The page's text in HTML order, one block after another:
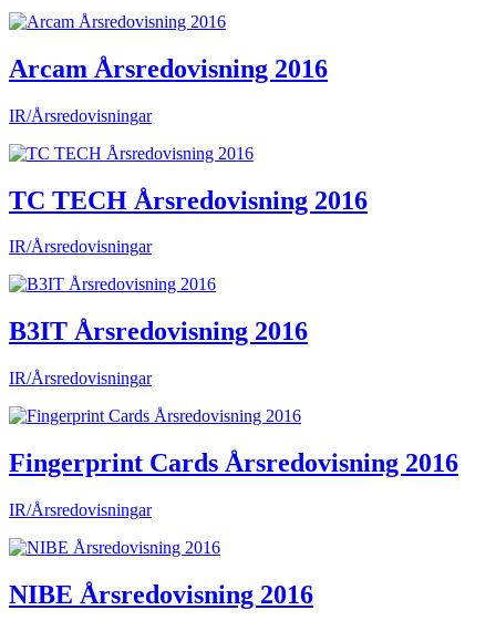
Arcam Årsredovisning 2016
IR/Årsredovisningar
TC TECH Årsredovisning 2016
IR/Årsredovisningar
B3IT Årsredovisning 2016
IR/Årsredovisningar
Fingerprint Cards Årsredovisning 2016
IR/Årsredovisningar
NIBE Årsredovisning 2016